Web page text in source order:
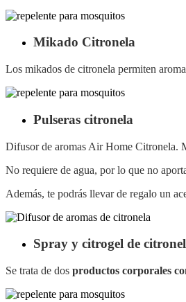
Mikado Citronela
Los mikados de citronela permiten
Pulseras citronela
Difusor de aromas Air Home Citronela.
No requiere de agua, por lo que no
Además, te podrás llevar de regalo un
Spray y citrogel de
Se trata de dos productos corporales